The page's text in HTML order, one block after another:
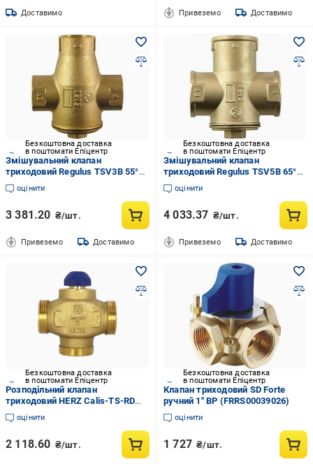
Доставимо Привеземо Доставимо
Безкоштовна доставка
в поштомати Епіцентр
Змішувальний клапан
триходовий Regulus TSV3B 55°C
DN25 1" (28414798)
оцінити
3 381.20 ₴/шт.
Привеземо Доставимо
Безкоштовна доставка
в поштомати Епіцентр
Змішувальний клапан
триходовий Regulus TSV5B 65°C
DN32 1 1/4" (28414800)
оцінити
4 033.37 ₴/шт.
Привеземо Доставимо
Безкоштовна доставка
в поштомати Епіцентр
Розподільний клапан
триходовий HERZ Calis-TS-RD
DN25 1 1/4" (28414758)
оцінити
2 118.60 ₴/шт.
Безкоштовна доставка
в поштомати Епіцентр
Клапан триходовий SD Forte
ручний 1" ВР (FRRS00039026)
оцінити
1 727 ₴/шт.